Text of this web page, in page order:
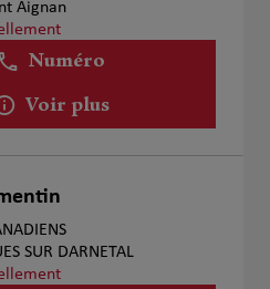
Aignan
Numéro
Voir plus
SUR DARNETAL